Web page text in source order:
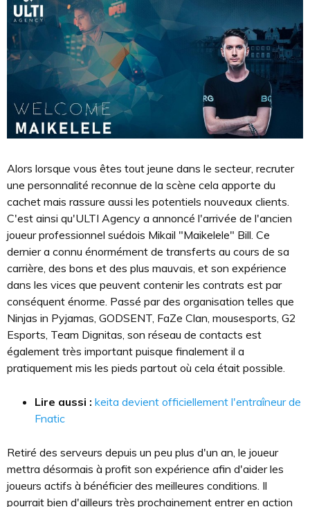
Alors lorsque vous êtes tout jeune dans le secteur, recruter
une personnalité reconnue de la scène cela apporte du
cachet mais rassure aussi les potentiels nouveaux clients.
C'est ainsi qu'ULTI Agency a annoncé l'arrivée de l'ancien
joueur professionnel suédois Mikail "Maikelele" Bill. Ce
dernier a connu énormément de transferts au cours de sa
carrière, des bons et des plus mauvais, et son expérience
dans les vices que peuvent contenir les contrats est par
conséquent énorme. Passé par des organisation telles que
Ninjas in Pyjamas, GODSENT, FaZe Clan, mousesports, G2
Esports, Team Dignitas, son réseau de contacts est
également très important puisque finalement il a
pratiquement mis les pieds partout où cela était possible.
Lire aussi : keita devient officiellement l'entraîneur de
Fnatic
Retiré des serveurs depuis un peu plus d'un an, le joueur
mettra désormais à profit son expérience afin d'aider les
joueurs actifs à bénéficier des meilleures conditions. Il
pourrait bien d'ailleurs très prochainement entrer en action